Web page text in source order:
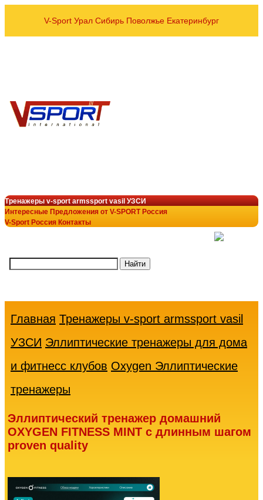
V-Sport Урал Сибирь Поволжье Екатеринбург
Тренажеры v-sport armssport vasil УЗСИ
Интересные Предложения от V-SPORT Россия
V-Sport Россия Контакты
Главная Тренажеры v-sport armssport vasil
УЗСИ Эллиптические тренажеры для дома
и фитнесс клубов Oxygen Эллиптические
тренажеры
Эллиптический тренажер домашний
OXYGEN FITNESS MINT с длинным шагом
proven quality